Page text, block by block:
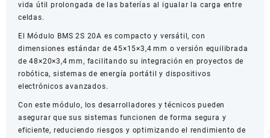
vida útil prolongada de las baterías al igualar la carga entre
celdas.
El Módulo BMS 2S 20A es compacto y versátil, con
dimensiones estándar de 45×15×3,4 mm o versión equilibrada
de 48×20×3,4 mm, facilitando su integración en proyectos de
robótica, sistemas de energía portátil y dispositivos
electrónicos avanzados.
Con este módulo, los desarrolladores y técnicos pueden
asegurar que sus sistemas funcionen de forma segura y
eficiente, reduciendo riesgos y optimizando el rendimiento de